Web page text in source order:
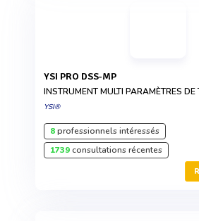
YSI PRO DSS-MP
INSTRUMENT MULTI PARAMÈTRES DE
YSI®
8professionnels intéressés
1739consultations récentes